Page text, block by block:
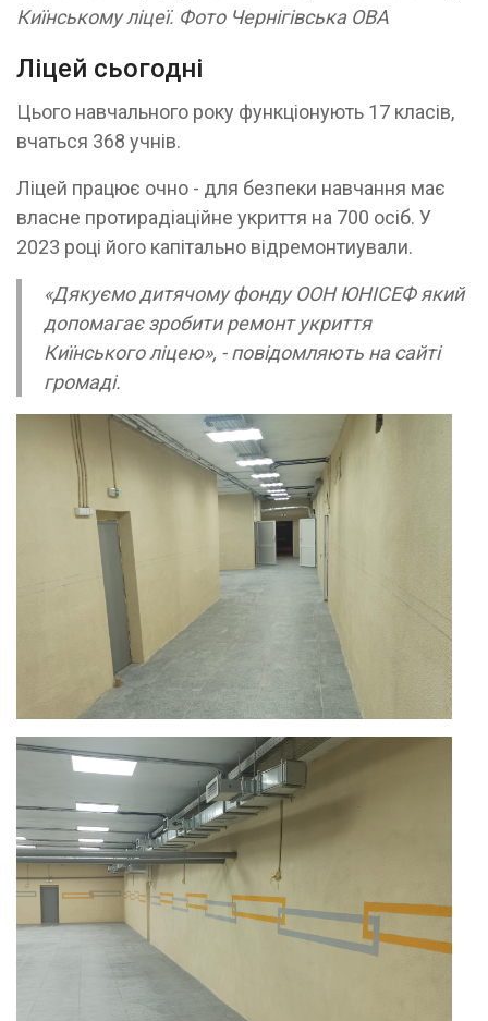
Киїнському ліцеї. Фото Чернігівська ОВА
Ліцей сьогодні
Цього навчального року функціонують 17 класів,
вчаться 368 учнів.
Ліцей працює очно - для безпеки навчання має
власне протирадіаційне укриття на 700 осіб. У
2023 році його капітально відремонтиували.
«Дякуємо дитячому фонду ООН ЮНІСЕФ який
допомагає зробити ремонт укриття
Киїнського ліцею», - повідомляють на сайті
громаді.